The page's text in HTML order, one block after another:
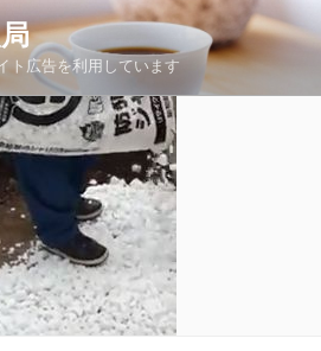
ト広告を利用しています